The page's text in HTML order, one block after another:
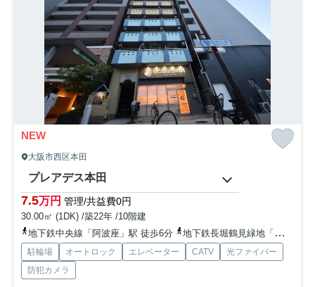
NEW
大阪市西区本田
プレアデス本田
7.5万円 管理/共益費0円
30.00㎡ (1DK) /築22年 /10階建
地下鉄中央線「阿波座」駅 徒歩6分
地下鉄長堀鶴見緑地「西長堀」駅 徒歩10分
駐輪場 オートロック エレベーター CATV
光ファイバー
防犯カメラ